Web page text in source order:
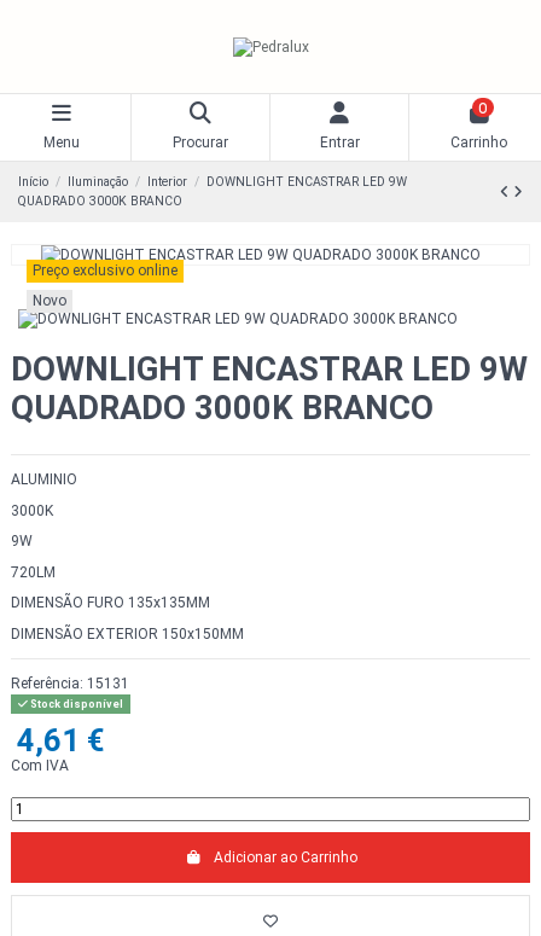
Menu Procurar Entrar
0
Carrinho
Início Iluminação Interior
DOWNLIGHT ENCASTRAR LED 9W
QUADRADO 3000K BRANCO
Preço exclusivo online
Novo
DOWNLIGHT ENCASTRAR LED 9W
QUADRADO 3000K BRANCO
ALUMINIO
3000K
9W
720LM
DIMENSÃO FURO 135x135MM
DIMENSÃO EXTERIOR 150x150MM
Referência: 15131
Stock disponível
4,61 €
Com IVA
Adicionar ao Carrinho